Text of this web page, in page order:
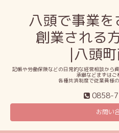
八頭で事業
創業される
|八頭
記帳や労働保険などの日常的な経営相談から
承継などまずはご
各種共済制度で従業員様
0858-
お問い